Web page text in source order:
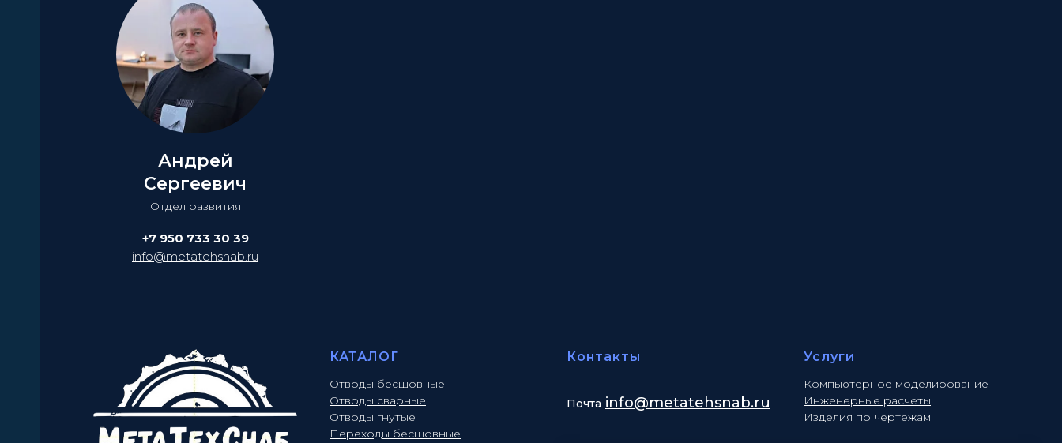
Андрей
Сергеевич
Отдел развития
+7 950 733 30 39
info@metatehsnab.ru
КАТАЛОГ
Отводы бесшовные
Отводы сварные
Отводы гнутые
Переходы бесшовные
Контакты
Почта info@metatehsnab.ru
Услуги
Компьютерное моделирование
Инженерные расчеты
Изделия по чертежам